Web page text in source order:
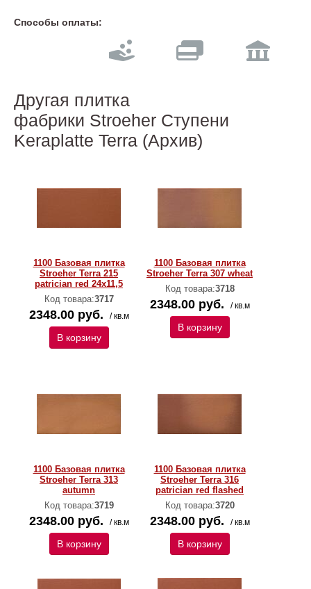
Способы оплаты:
Другая плитка
фабрики Stroeher Ступени
Keraplatte Terra (Архив)
1100 Базовая плитка
Stroeher Terra 215
patrician red 24х11,5
Код товара:3717
2348.00 руб. / кв.м
В корзину
1100 Базовая плитка
Stroeher Terra 307 wheat
Код товара:3718
2348.00 руб. / кв.м
В корзину
1100 Базовая плитка
Stroeher Terra 313
autumn
Код товара:3719
2348.00 руб. / кв.м
В корзину
1100 Базовая плитка
Stroeher Terra 316
patrician red flashed
Код товара:3720
2348.00 руб. / кв.м
В корзину